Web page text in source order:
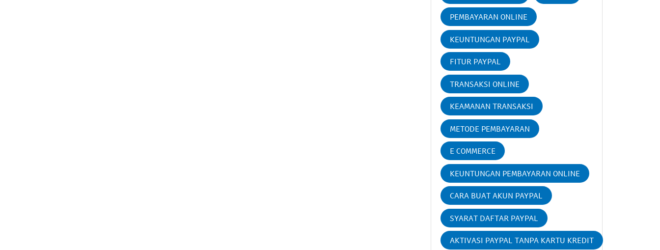
PEMBAYARAN ONLINE
KEUNTUNGAN PAYPAL
FITUR PAYPAL
TRANSAKSI ONLINE
KEAMANAN TRANSAKSI
METODE PEMBAYARAN
E COMMERCE
KEUNTUNGAN PEMBAYARAN ONLINE
CARA BUAT AKUN PAYPAL
SYARAT DAFTAR PAYPAL
AKTIVASI PAYPAL TANPA KARTU KREDIT